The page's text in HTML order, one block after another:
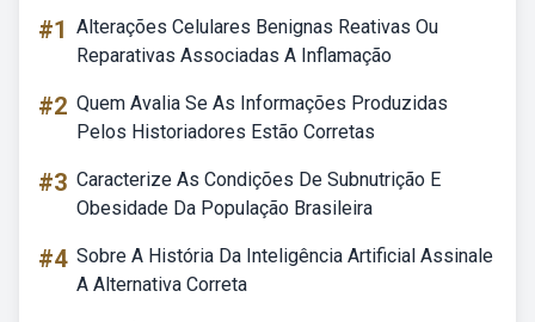
#1 Alterações Celulares Benignas Reativas Ou
Reparativas Associadas A Inflamação
#2 Quem Avalia Se As Informações Produzidas
Pelos Historiadores Estão Corretas
#3 Caracterize As Condições De Subnutrição E
Obesidade Da População Brasileira
#4 Sobre A História Da Inteligência Artificial Assinale
A Alternativa Correta